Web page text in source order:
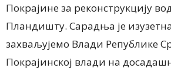
Покрајине за реконструкцију
Пландишту. Сарадња је
захваљујемо Влади Републике
Покрајинској влади на